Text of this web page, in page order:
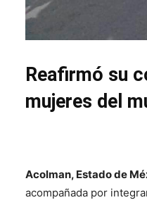
Reafirmó su
mujeres del
Acolman, Estado de
acompañada por